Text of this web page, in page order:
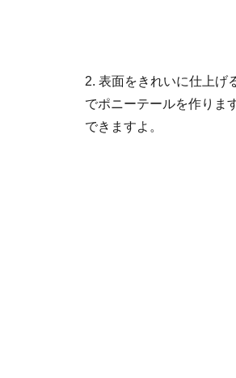
2. 表面をきれいに仕上げ
でポニーテールを作りま
できますよ。